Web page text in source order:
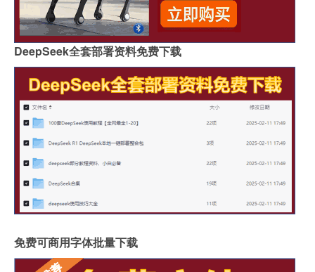
DeepSeek全套部署资料免费下载
免费可商用字体批量下载